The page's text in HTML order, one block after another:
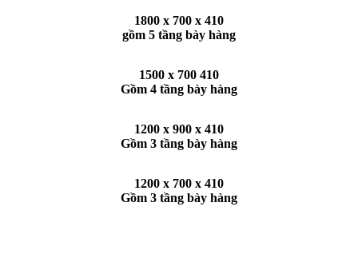
1800 x 700 x 410
gồm 5 tầng bày hàng
1500 x 700 410
Gồm 4 tầng bày hàng
1200 x 900 x 410
Gồm 3 tầng bày hàng
1200 x 700 x 410
Gồm 3 tầng bày hàng